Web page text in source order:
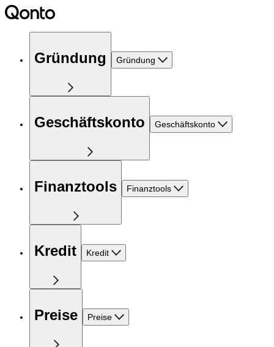
Gründung Gründung
Geschäftskonto Geschäftskonto
Finanztools Finanztools
Kredit Kredit
Preise Preise